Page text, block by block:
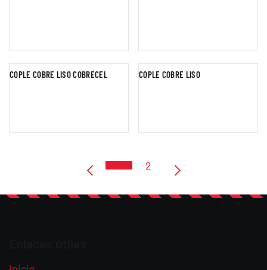
COPLE COBRE LISO COBRECEL COPLE COBRE LISO
1 2